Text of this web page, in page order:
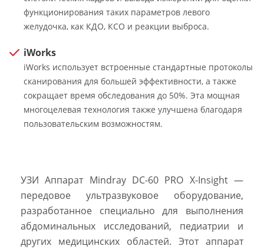
функционирования таких параметров левого
желудочка, как КДО, КСО и реакции выброса.
iWorks
iWorks использует встроенные стандартные протоколы
сканирования для большей эффективности, а также
сокращает время обследования до 50%. Эта мощная
многоцелевая технология также улучшена благодаря
пользовательским возможностям.
УЗИ Аппарат Mindray DC-60 PRO X-Insight —
передовое ультразвуковое оборудование,
разработанное специально для выполнения
абдоминальных исследований, педиатрии и
других медицинских областей. Этот аппарат